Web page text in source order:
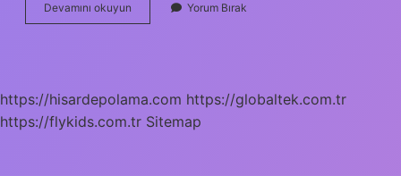
Devamını okuyun
Neden
Yorum Bırak
https://hisardepolama.com https://globaltek.com.tr
https://flykids.com.tr Sitemap